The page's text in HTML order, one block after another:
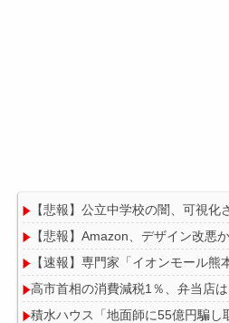
【悲報】公立中学校の闇、可視
【悲報】Amazon、デザイン改悪か
【速報】専門家「イオンモール
高市首相の消費減税1％、弁当店
積水ハウス「地面師に55億円騙